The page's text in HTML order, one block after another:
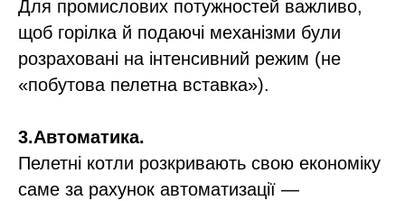
Для промислових потужностей важливо,
щоб горілка й подаючі механізми були
розраховані на інтенсивний режим (не
«побутова пелетна вставка»).​
3.Автоматика.
Пелетні котли розкривають свою економіку
саме за рахунок автоматизації —